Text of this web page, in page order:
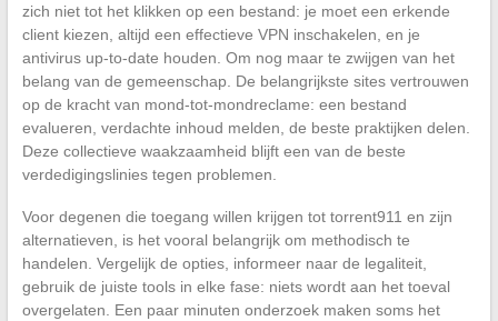
zich niet tot het klikken op een bestand: je moet een erkende
client kiezen, altijd een effectieve VPN inschakelen, en je
antivirus up-to-date houden. Om nog maar te zwijgen van het
belang van de gemeenschap. De belangrijkste sites vertrouwen
op de kracht van mond-tot-mondreclame: een bestand
evalueren, verdachte inhoud melden, de beste praktijken delen.
Deze collectieve waakzaamheid blijft een van de beste
verdedigingslinies tegen problemen.
Voor degenen die toegang willen krijgen tot torrent911 en zijn
alternatieven, is het vooral belangrijk om methodisch te
handelen. Vergelijk de opties, informeer naar de legaliteit,
gebruik de juiste tools in elke fase: niets wordt aan het toeval
overgelaten. Een paar minuten onderzoek maken soms het